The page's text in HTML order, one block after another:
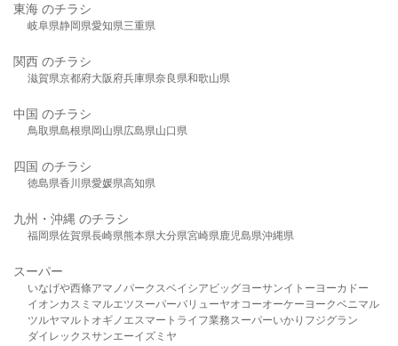
東海 のチラシ
岐阜県静岡県愛知県三重県
関西 のチラシ
滋賀県京都府大阪府兵庫県奈良県和歌山県
中国 のチラシ
鳥取県島根県岡山県広島県山口県
四国 のチラシ
徳島県香川県愛媛県高知県
九州・沖縄 のチラシ
福岡県佐賀県長崎県熊本県大分県宮崎県鹿児島県沖縄県
スーパー
いなげや西條アマノパークスベイシア ビッグヨーサンイトーヨーカドー
イオンカスミ マルエツスーパーバリューヤオコーオーケー ヨークベニマル
ツルヤマルト オギノ エスマート ライフ業務スーパーいかり フジグラン
ダイレックスサンエーイズミヤ